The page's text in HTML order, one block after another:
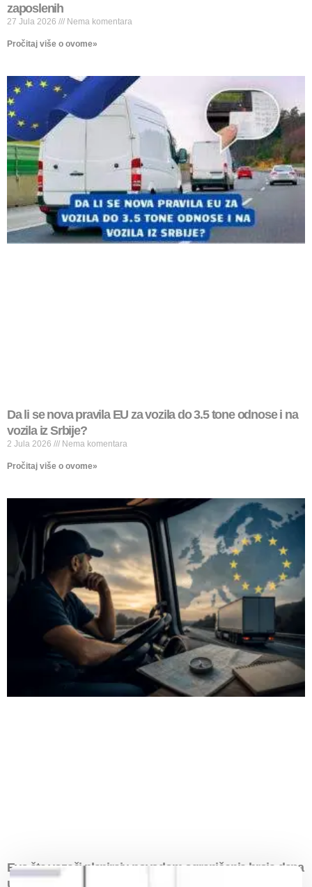
zaposlenih
27 Jula 2026 Nema komentara
Pročitaj više o ovome»
Da li se nova pravila EU za vozila do 3.5 tone odnose i na
vozila iz Srbije?
2 Jula 2026 Nema komentara
Pročitaj više o ovome»
Evo šta vozači planiraju povodom ograničenja broja dana
u EU